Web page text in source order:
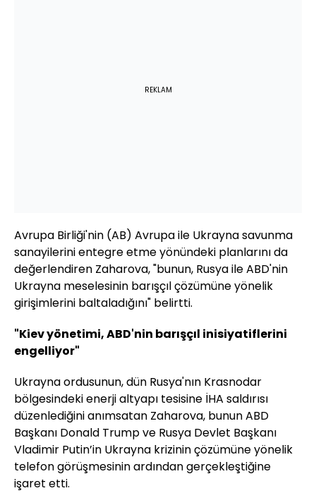
REKLAM
Avrupa Birliği'nin (AB) Avrupa ile Ukrayna savunma
sanayilerini entegre etme yönündeki planlarını da
değerlendiren Zaharova, "bunun, Rusya ile ABD'nin
Ukrayna meselesinin barışçıl çözümüne yönelik
girişimlerini baltaladığını" belirtti.
"Kiev yönetimi, ABD'nin barışçıl inisiyatiflerini
engelliyor"
Ukrayna ordusunun, dün Rusya'nın Krasnodar
bölgesindeki enerji altyapı tesisine İHA saldırısı
düzenlediğini anımsatan Zaharova, bunun ABD
Başkanı Donald Trump ve Rusya Devlet Başkanı
Vladimir Putin’in Ukrayna krizinin çözümüne yönelik
telefon görüşmesinin ardından gerçekleştiğine
işaret etti.